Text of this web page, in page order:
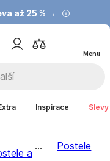
až 25 % →
% →
Menu
Inspirace
a
... Postele